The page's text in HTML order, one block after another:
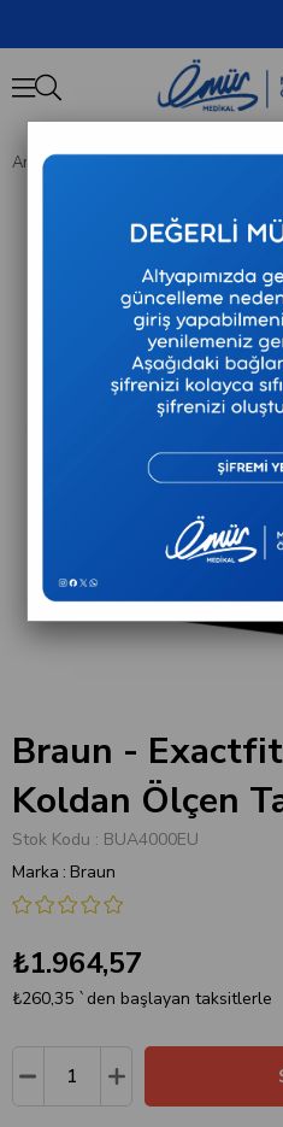
Anasayfa Tıbbi Cihazlar Braun -
Braun -
Koldan Ölçen
Stok Kodu
BUA4000EU
Marka : Braun
₺1.964,57
₺260,35 `den başlayan taksitlerle